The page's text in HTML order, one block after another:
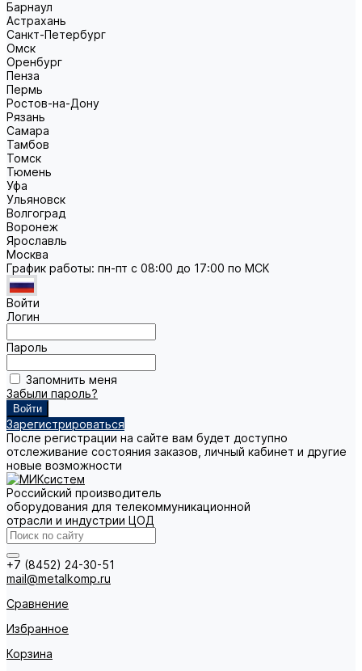
Барнаул
Астрахань
Санкт-Петербург
Омск
Оренбург
Пенза
Пермь
Ростов-на-Дону
Рязань
Самара
Тамбов
Томск
Тюмень
Уфа
Ульяновск
Волгоград
Воронеж
Ярославль
Москва
График работы: пн-пт с 08:00 до 17:00 по МСК
Войти
Логин
Пароль
Запомнить меня
Забыли пароль?
Зарегистрироваться
После регистрации на сайте вам будет доступно
отслеживание состояния заказов, личный кабинет и другие
новые возможности
Российский производитель
оборудования для телекоммуникационной
отрасли и индустрии ЦОД
+7 (8452) 24-30-51
mail@metalkomp.ru
Сравнение
Избранное
Корзина